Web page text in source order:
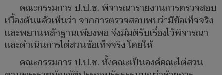
คณะกรรมการ ป.ป.ช. พิจารณารายงานการตรวจสอบ
เบื้องต้นแล้วเห็นว่า จากการตรวจสอบพบว่ามีข้อเท็จจริง
และพยานหลักฐานเพียงพอ จึงมีมติรับเรื่องไว้พิจารณา
และดำเนินการไต่สวนข้อเท็จจริง โดยให้
คณะกรรมการ ป.ป.ช. ทั้งคณะเป็นองค์คณะไต่สวน